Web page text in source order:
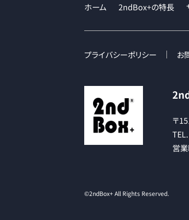
ホーム 2ndBox+の特長
プライバシーポリシー お
〒
営
©2ndBox+ All Rights Reserved.